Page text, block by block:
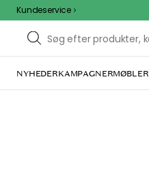
Kundeservice
NYHEDERKAMPAGNERMØBLER